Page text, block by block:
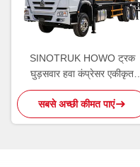
SINOTRUK HOWO ट्रक
घुड़सवार हवा कंप्रेसर एकीकृत
हाइड्रोलिक जल कुएं ड्रिलिंग रिग
सबसे अच्छी कीमत पाएं